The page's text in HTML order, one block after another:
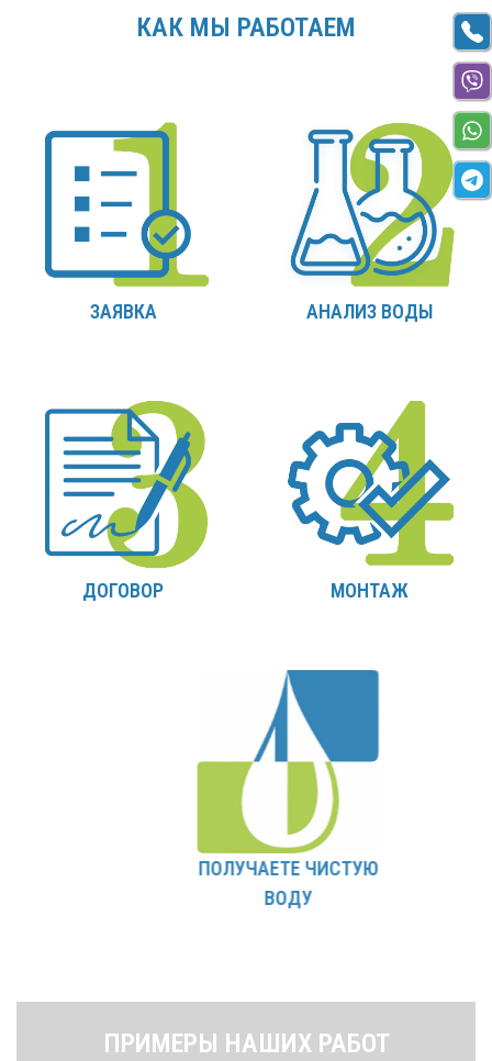
КАК МЫ РАБОТАЕМ
ЗАЯВКА АНАЛИЗ ВОДЫ
ДОГОВОР МОНТАЖ
ПОЛУЧАЕТЕ ЧИСТУЮ
ПРИМЕРЫ НАШИХ РАБОТ